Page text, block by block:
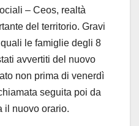
– Ceos, realtà
del territorio. Gravi
le famiglie degli 8
avvertiti del nuovo
non prima di venerdì
seguita poi da
il nuovo orario.